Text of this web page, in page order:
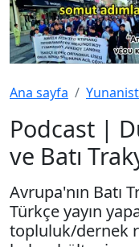
Ana sayfa
Podcast |
ve Batı
Avrupa'nın Batı
Türkçe yayın
topluluk/dernek